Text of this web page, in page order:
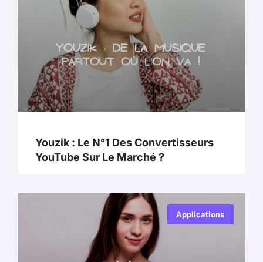
Youzik : Le N°1 Des Convertisseurs
YouTube Sur Le Marché ?
Applications